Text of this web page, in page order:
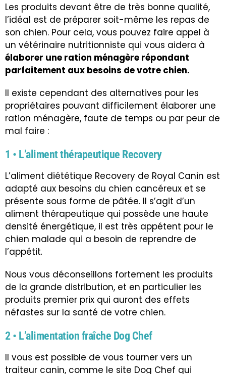
Les produits devant être de très bonne qualité,
l’idéal est de préparer soit-même les repas de
son chien. Pour cela, vous pouvez faire appel à
un vétérinaire nutritionniste qui vous aidera à
élaborer une ration ménagère répondant
parfaitement aux besoins de votre chien.
Il existe cependant des alternatives pour les
propriétaires pouvant difficilement élaborer une
ration ménagère, faute de temps ou par peur de
mal faire :
1 • L’aliment thérapeutique Recovery
L’aliment diététique Recovery de Royal Canin est
adapté aux besoins du chien cancéreux et se
présente sous forme de pâtée. Il s’agit d’un
aliment thérapeutique qui possède une haute
densité énergétique, il est très appétent pour le
chien malade qui a besoin de reprendre de
l’appétit.
Nous vous déconseillons fortement les produits
de la grande distribution, et en particulier les
produits premier prix qui auront des effets
néfastes sur la santé de votre chien.
2 • L’alimentation fraîche Dog Chef
Il vous est possible de vous tourner vers un
traiteur canin, comme le site Dog Chef qui